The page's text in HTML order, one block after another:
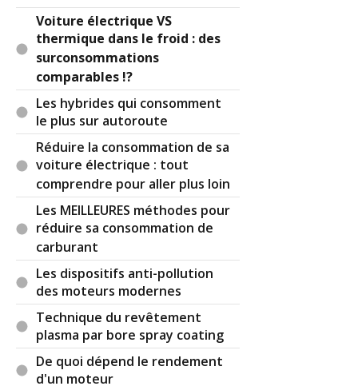
Voiture électrique VS
thermique dans le froid : des
surconsommations
comparables !?
Les hybrides qui consomment
le plus sur autoroute
Réduire la consommation de sa
voiture électrique : tout
comprendre pour aller plus loin
Les MEILLEURES méthodes pour
réduire sa consommation de
carburant
Les dispositifs anti-pollution
des moteurs modernes
Technique du revêtement
plasma par bore spray coating
De quoi dépend le rendement
d'un moteur